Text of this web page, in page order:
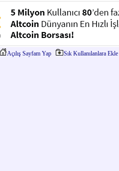
Açılış Sayfam Yap Sık Kullanılanlara Ekle